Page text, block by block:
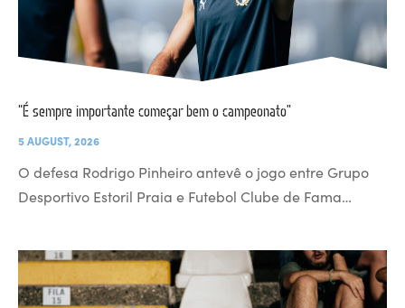
“É sempre importante começar bem o campeonato”
5 AUGUST, 2026
O defesa Rodrigo Pinheiro antevê o jogo entre Grupo
Desportivo Estoril Praia e Futebol Clube de Fama…